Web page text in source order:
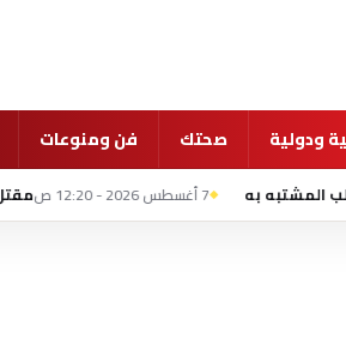
ودولية صحتك فن ومنوعات
7 أغسطس 2026 - 12:20 ص مقتل شخصين وإصابة 13 في تفجير استهدف حافلة ركاب بمدينة جرمانا السورية